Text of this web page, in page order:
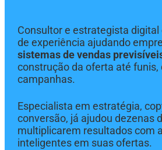
Consultor e estrategista
de experiência ajudando
sistemas de vendas
construção da oferta até funis,
campanhas.
Especialista em estratégia,
conversão, já ajudou dezenas
multiplicarem resultados com
inteligentes em suas ofertas.